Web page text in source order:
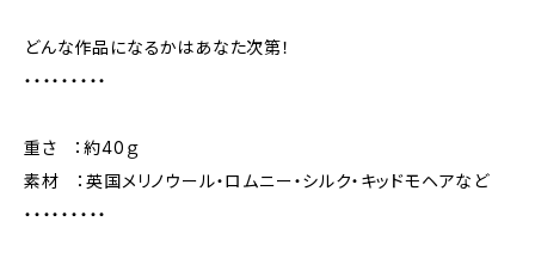
どんな作品になるかはあなた次第！
・・・・・・・・・
重さ ：約40ｇ
素材 ：英国メリノウール・ロムニー・シルク・キッドモヘアなど
・・・・・・・・・